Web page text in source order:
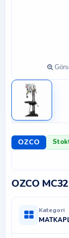
OZCO
OZCO
Kategori